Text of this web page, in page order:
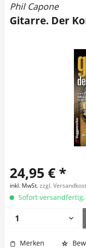
Phil Capone
Gitarre. Der
24,95 € *
inkl. MwSt.zzgl.
Sofort
Merken